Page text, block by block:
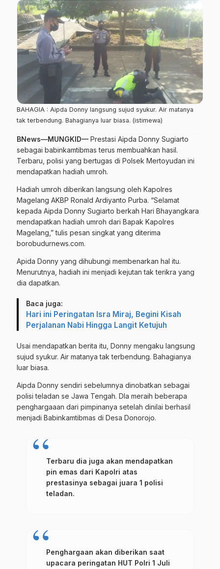
BAHAGIA : Aipda Donny langsung sujud syukur. Air matanya
tak terbendung. Bahagianya luar biasa. (istimewa)
BNews—MUNGKID— Prestasi Aipda Donny Sugiarto
sebagai babinkamtibmas terus membuahkan hasil.
Terbaru, polisi yang bertugas di Polsek Mertoyudan ini
mendapatkan hadiah umroh.
Hadiah umroh diberikan langsung oleh Kapolres
Magelang AKBP Ronald Ardiyanto Purba. “Selamat
kepada Aipda Donny Sugiarto berkah Hari Bhayangkara
mendapatkan hadiah umroh dari Bapak Kapolres
Magelang,” tulis pesan singkat yang diterima
borobudurnews.com.
Apida Donny yang dihubungi membenarkan hal itu.
Menurutnya, hadiah ini menjadi kejutan tak terikra yang
dia dapatkan.
Baca juga:
Hari ini Peringatan Isra Miraj, Begini Kisah
Perjalanan Nabi Hingga Langit Ketujuh
Usai mendapatkan berita itu, Donny mengaku langsung
sujud syukur. Air matanya tak terbendung. Bahagianya
luar biasa.
Aipda Donny sendiri sebelumnya dinobatkan sebagai
polisi teladan se Jawa Tengah. DIa meraih beberapa
penghargaaan dari pimpinanya setelah dinilai berhasil
menjadi Babinkamtibmas di Desa Donorojo.
Terbaru dia juga akan mendapatkan
pin emas dari Kapolri atas
prestasinya sebagai juara 1 polisi
teladan.
Penghargaan akan diberikan saat
upacara peringatan HUT Polri 1 Juli